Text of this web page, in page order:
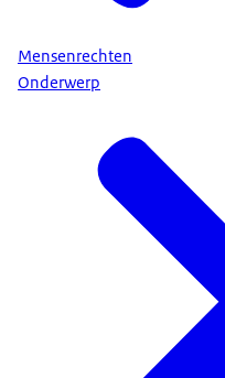
Mensenrechten
Onderwerp